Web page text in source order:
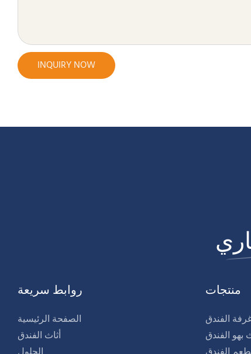
INQUIRY NOW
روابط سريعة
الصفحة الرئيسية
أثاث الفندق
منتجات
الفندق
بهو الفندق